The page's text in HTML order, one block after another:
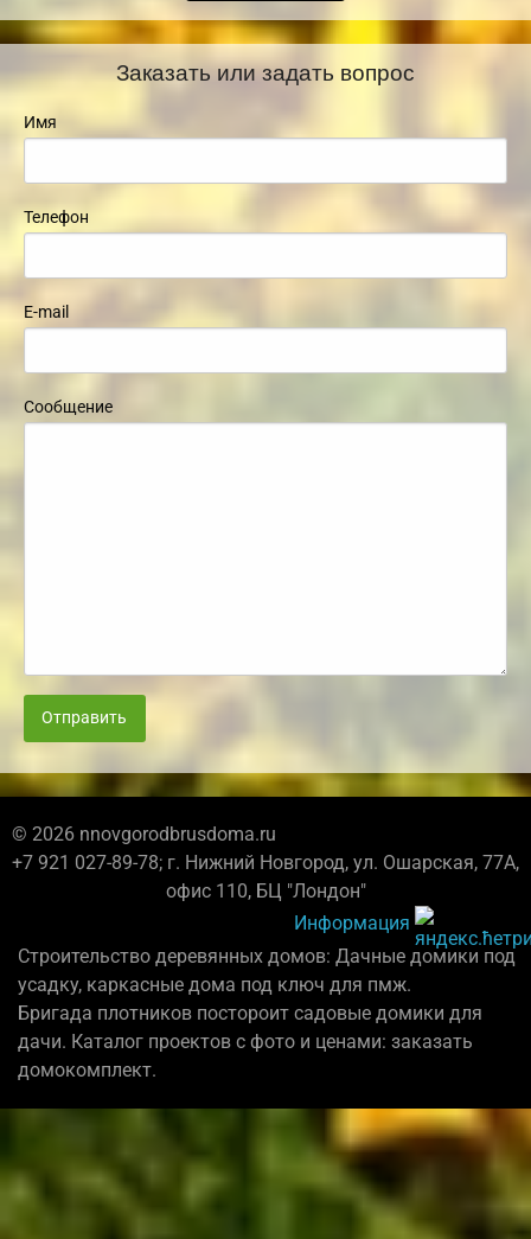
Заказать или задать вопрос
Имя
Телефон
E-mail
Сообщение
Отправить
© 2026 nnovgorodbrusdoma.ru
+7 921 027-89-78; г. Нижний Новгород, ул. Ошарская, 77А,
офис 110, БЦ "Лондон"
Информация
Строительство деревянных домов: Дачные домики под
усадку, каркасные дома под ключ для пмж.
Бригада плотников постороит садовые домики для
дачи. Каталог проектов с фото и ценами: заказать
домокомплект.